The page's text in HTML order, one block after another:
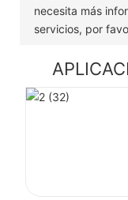
necesita más
servicios, por